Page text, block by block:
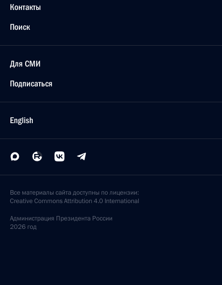
Контакты
Поиск
Для СМИ
Подписаться
English
Все материалы сайта доступны по лицензии:
Creative Commons Attribution 4.0 International
Администрация Президента России
2026 год